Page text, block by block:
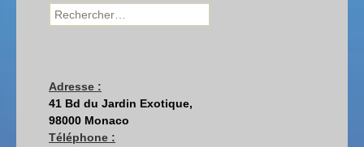
Rechercher :
Adresse :
41 Bd du Jardin Exotique,
98000 Monaco
Téléphone :